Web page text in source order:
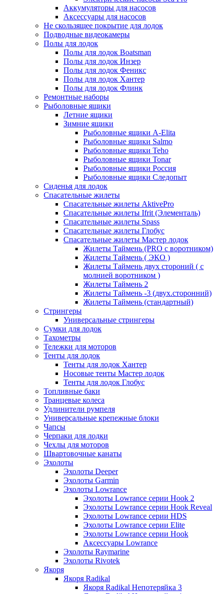
Аккумуляторы для насосов
Аксессуары для насосов
Не скользящее покрытие для лодок
Подводные видеокамеры
Полы для лодок
Полы для лодок Boatsman
Полы для лодок Инзер
Полы для лодок Феникс
Полы для лодок Хантер
Полы для лодок Флинк
Ремонтные наборы
Рыболовные ящики
Летние ящики
Зимние ящики
Рыболовные ящики A-Elita
Рыболовные ящики Salmo
Рыболовные ящики Teho
Рыболовные ящики Tonar
Рыболовные ящики Россия
Рыболовные ящики Следопыт
Сиденья для лодок
Спасательные жилеты
Спасательные жилеты AktivePro
Спасательные жилеты Ifrit (Элементаль)
Спасательные жилеты Spass
Спасательные жилеты Глобус
Спасательные жилеты Мастер лодок
Жилеты Таймень (PRO c воротником)
Жилеты Таймень ( ЭКО )
Жилеты Таймень двух стороний ( с
молнией воротником )
Жилеты Таймень 2
Жилеты Таймень -3 (двух.сторонний)
Жилеты Таймень (стандартный)
Стрингеры
Универсальные стрингеры
Сумки для лодок
Тахометры
Тележки для моторов
Тенты для лодок
Тенты для лодок Хантер
Носовые тенты Мастер лодок
Тенты для лодок Глобус
Топливные баки
Транцевые колеса
Удлинители румпеля
Универсальные крепежные блоки
Чапсы
Черпаки для лодки
Чехлы для моторов
Швартовочные канаты
Эхолоты
Эхолоты Deeper
Эхолоты Garmin
Эхолоты Lowrance
Эхолоты Lowrance серии Hook 2
Эхолоты Lowrance серии Hook Reveal
Эхолоты Lowrance серии HDS
Эхолоты Lowrance серии Elite
Эхолоты Lowrance серии Hook
Аксессуары Lowrance
Эхолоты Raymarine
Эхолоты Rivotek
Якоря
Якоря Radikal
Якоря Radikal Непотеряйка 3